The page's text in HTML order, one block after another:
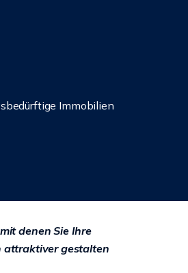
Immobilien
denen Sie Ihre
attraktiver gestalten